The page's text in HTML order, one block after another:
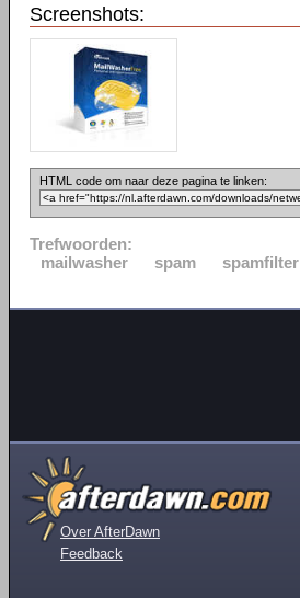
Screenshots:
HTML code om naar deze pagina te linken:
Trefwoorden:
mailwasher
spam spamfilter
Over AfterDawn
Feedback